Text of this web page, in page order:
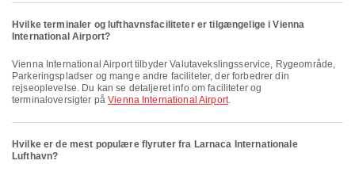
Hvilke terminaler og lufthavnsfaciliteter er tilgængelige i Vienna
International Airport?
Vienna International Airport tilbyder Valutavekslingsservice, Rygeområde,
Parkeringspladser og mange andre faciliteter, der forbedrer din
rejseoplevelse. Du kan se detaljeret info om faciliteter og
terminaloversigter påVienna International Airport.
Hvilke er de mest populære flyruter fra Larnaca Internationale
Lufthavn?